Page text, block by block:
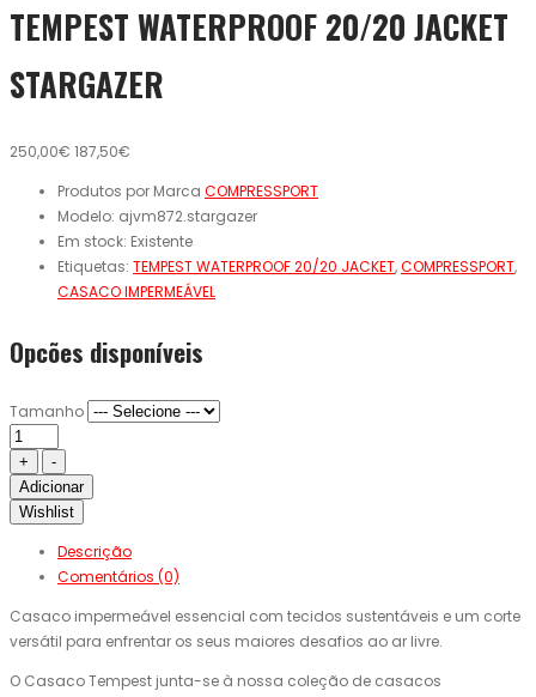
TEMPEST WATERPROOF 20/20 JACKET
STARGAZER
250,00€ 187,50€
Produtos por Marca COMPRESSPORT
Modelo: ajvm872.stargazer
Em stock: Existente
Etiquetas: TEMPEST WATERPROOF 20/20 JACKET,COMPRESSPORT,
CASACO IMPERMEÁVEL
Opcões disponíveis
Tamanho
Adicionar
Wishlist
Descrição
Comentários (0)
Casaco impermeável essencial com tecidos sustentáveis ​​e um corte
versátil para enfrentar os seus maiores desafios ao ar livre.
O Casaco Tempest junta-se à nossa coleção de casacos